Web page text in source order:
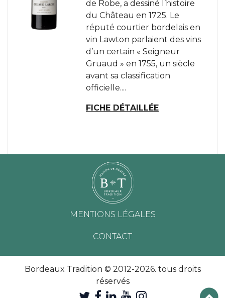
de Robe, a dessiné l’histoire
du Château en 1725. Le
réputé courtier bordelais en
vin Lawton parlaient des vins
d’un certain « Seigneur
Gruaud » en 1755, un siècle
avant sa classification
officielle....
FICHE DÉTAILLÉE
MENTIONS LÉGALES
CONTACT
Bordeaux Tradition © 2012-2026. tous droits
réservés